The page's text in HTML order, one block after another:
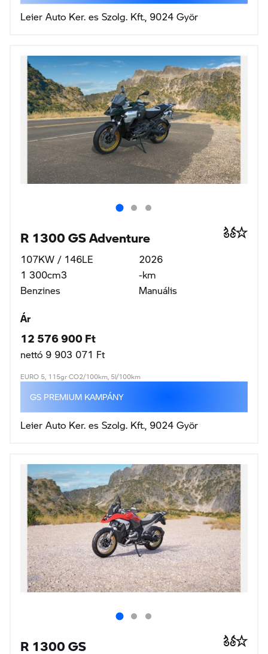
Leier Auto Ker. es Szolg. Kft., 9024 Györ
R 1300 GS Adventure
107KW / 146LE
1 300cm3
Benzines
2026
-km
Manuális
Ár
12 576 900 Ft
nettó 9 903 071 Ft
EURO 5, 115gr CO2/100km, 5l/100km
GS PREMIUM KAMPÁNY
Leier Auto Ker. es Szolg. Kft., 9024 Györ
R 1300 GS